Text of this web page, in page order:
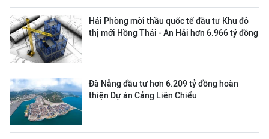
Hải Phòng mời thầu quốc tế đầu tư Khu đô
thị mới Hồng Thái - An Hải hơn 6.966 tỷ đồng
Đà Nẵng đầu tư hơn 6.209 tỷ đồng hoàn
thiện Dự án Cảng Liên Chiểu